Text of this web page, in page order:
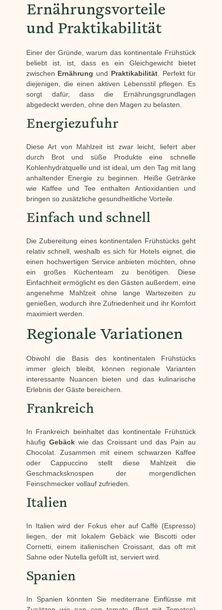
Ernährungsvorteile
und Praktikabilität
Einer der Gründe, warum das kontinentale Frühstück
beliebt ist, ist, dass es ein Gleichgewicht bietet
zwischen Ernährung und Praktikabilität. Perfekt für
diejenigen, die einen aktiven Lebensstil pflegen. Es
sorgt dafür, dass die Ernährungsgrundlagen
abgedeckt werden, ohne den Magen zu belasten.
Energiezufuhr
Diese Art von Mahlzeit ist zwar leicht, liefert aber
durch Brot und süße Produkte eine schnelle
Kohlenhydratquelle und ist ideal, um den Tag mit lang
anhaltender Energie zu beginnen. Heiße Getränke
wie Kaffee und Tee enthalten Antioxidantien und
bringen so zusätzliche gesundheitliche Vorteile.
Einfach und schnell
Die Zubereitung eines kontinentalen Frühstücks geht
relativ schnell, weshalb es sich für Hotels eignet, die
einen hochwertigen Service anbieten möchten, ohne
ein großes Küchenteam zu benötigen. Diese
Einfachheit ermöglicht es den Gästen außerdem, eine
angenehme Mahlzeit ohne lange Wartezeiten zu
genießen, wodurch ihre Zufriedenheit und ihr Komfort
maximiert werden.
Regionale Variationen
Obwohl die Basis des kontinentalen Frühstücks
immer gleich bleibt, können regionale Varianten
interessante Nuancen bieten und das kulinarische
Erlebnis der Gäste bereichern.
Frankreich
In Frankreich beinhaltet das kontinentale Frühstück
häufig Gebäckwie das Croissant und das Pain au
Chocolat. Zusammen mit einem schwarzen Kaffee
oder Cappuccino stellt diese Mahlzeit die
Geschmacksknospen der morgendlichen
Feinschmecker vollauf zufrieden.
Italien
In Italien wird der Fokus eher auf Caffè (Espresso)
liegen, der mit lokalem Gebäck wie Biscotti oder
Cornetti, einem italienischen Croissant, das oft mit
Sahne oder Nutella gefüllt ist, serviert wird.
Spanien
In Spanien könnten Sie mediterrane Einflüsse mit